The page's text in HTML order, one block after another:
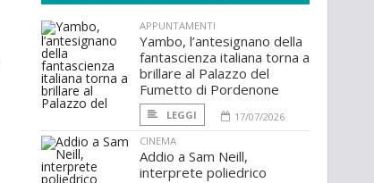
APPUNTAMENTI
Yambo, l’antesignano della
fantascienza italiana torna a
brillare al Palazzo del
Fumetto di Pordenone
LEGGI
17/07/2026
CINEMA
Addio a Sam Neill,
interprete poliedrico